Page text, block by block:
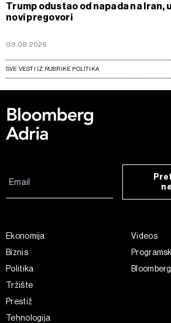
Trump odustao od napada na Iran,
novi pregovori
03.08.2026
SVE VESTI IZ RUBRIKE POLITIKA
Ekonomija
Biznis
Politika
Tržište
Prestiž
Tehnologija
Videos